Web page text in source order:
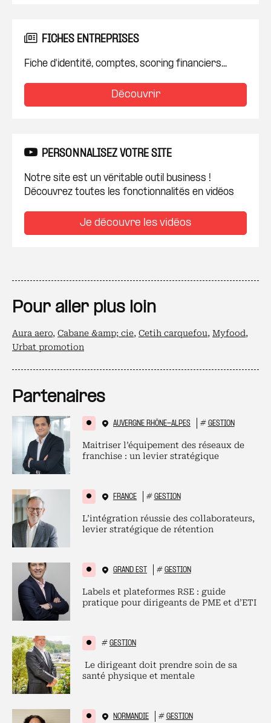
FICHES ENTREPRISES
Fiche d'identité, comptes, scoring financiers...
Découvrir
PERSONNALISEZ VOTRE SITE
Notre site est un véritable outil business !
Découvrez toutes les fonctionnalités en vidéos
Je découvre les vidéos
Pour aller plus loin
Aura aero, Cabane &amp; cie, Cetih carquefou, Myfood,
Urbat promotion
Partenaires
AUVERGNE RHÔNE-ALPES # GESTION
Maitriser l’équipement des réseaux de
franchise : un levier stratégique
FRANCE # GESTION
L’intégration réussie des collaborateurs,
levier stratégique de rétention
GRAND EST # GESTION
Labels et plateformes RSE : guide
pratique pour dirigeants de PME et d’ETI
# GESTION
Le dirigeant doit prendre soin de sa
santé physique et mentale
NORMANDIE # GESTION